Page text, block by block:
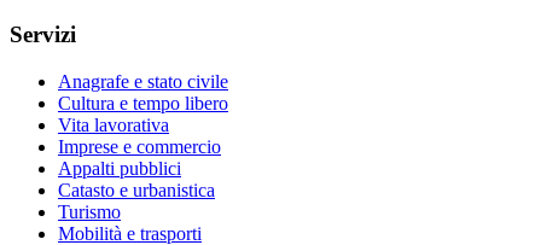
Servizi
Anagrafe e stato civile
Cultura e tempo libero
Vita lavorativa
Imprese e commercio
Appalti pubblici
Catasto e urbanistica
Turismo
Mobilità e trasporti